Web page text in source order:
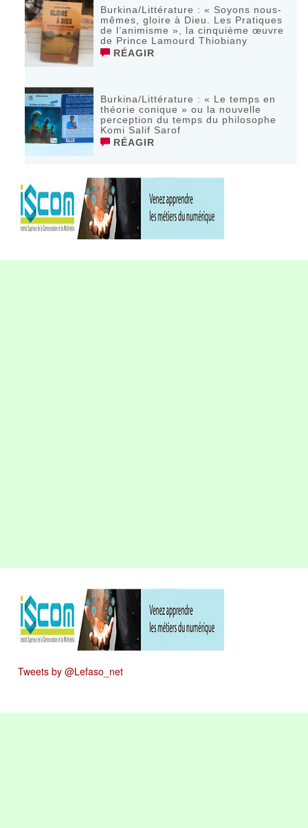
Burkina/Littérature : « Soyons nous-
mêmes, gloire à Dieu. Les Pratiques
de l’animisme », la cinquième œuvre
de Prince Lamourd Thiobiany
RÉAGIR
Burkina/Littérature : « Le temps en
théorie conique » ou la nouvelle
perception du temps du philosophe
Komi Salif Sarof
RÉAGIR
Tweets by @Lefaso_net